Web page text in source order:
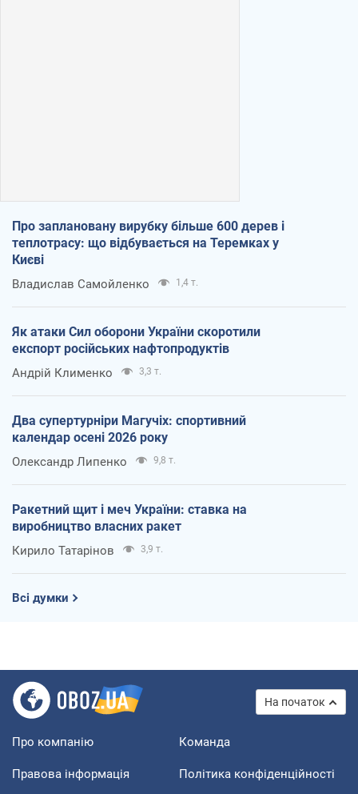
Про заплановану вирубку більше 600 дерев і
теплотрасу: що відбувається на Теремках у
Києві
Владислав Самойленко 1,4 т.
Як атаки Сил оборони України скоротили
експорт російських нафтопродуктів
Андрій Клименко 3,3 т.
Два супертурніри Магучіх: спортивний
календар осені 2026 року
Олександр Липенко 9,8 т.
Ракетний щит і меч України: ставка на
виробництво власних ракет
Кирило Татарінов 3,9 т.
Всі думки
На початок
Про компанію Команда
Правова інформація Політика конфіденційності